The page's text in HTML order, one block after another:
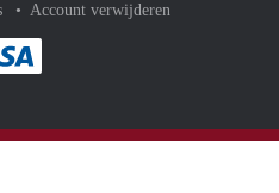
Account verwijderen
af met Mastercard
gemakkelijk af met Meastro